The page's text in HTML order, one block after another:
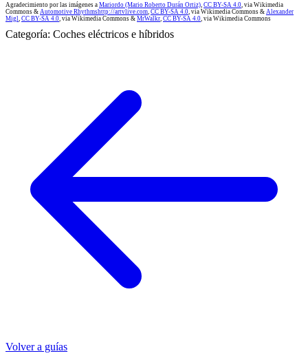
Agradecimiento por las imágenes a Mariordo (Mario Roberto Durán Ortiz) CC BY-SA 4.0 , via Wikimedia
Commons & Automotive Rhythmshttp://artvlive.com CC BY-SA 4.0 , via Wikimedia Commons & Alexander
Migl CC BY-SA 4.0 , via Wikimedia Commons & MrWalkr CC BY-SA 4.0 , via Wikimedia Commons
Categoría: Coches eléctricos e híbridos
Volver a guías